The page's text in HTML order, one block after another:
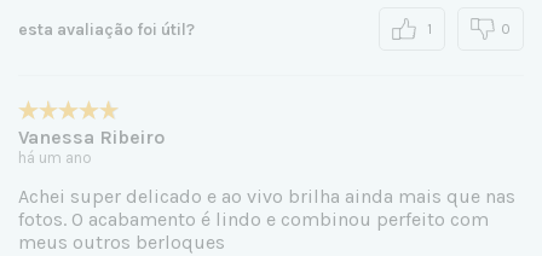
esta avaliação foi útil? 1 0
Vanessa Ribeiro
há um ano
Achei super delicado e ao vivo brilha ainda mais que nas
fotos. O acabamento é lindo e combinou perfeito com
meus outros berloques